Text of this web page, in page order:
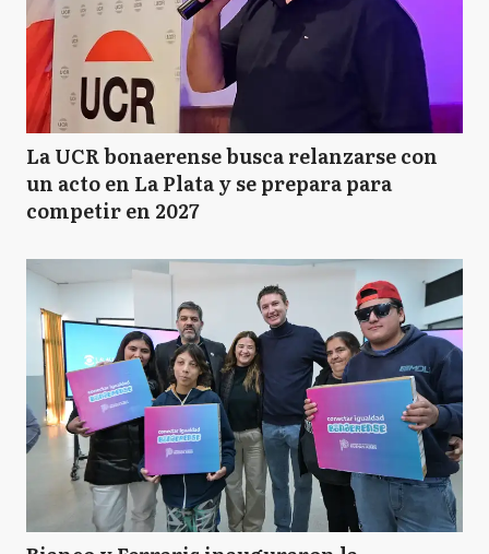
La UCR bonaerense busca relanzarse con
un acto en La Plata y se prepara para
competir en 2027